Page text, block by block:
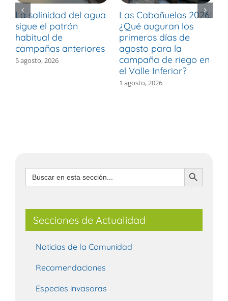
La salinidad del agua
sigue el patrón
habitual de
campañas anteriores
5 agosto, 2026
Las Cabañuelas 2026:
¿Qué auguran los
primeros días de
agosto para la
campaña de riego en
el Valle Inferior?
1 agosto, 2026
Buscar: Botón de búsqueda
Secciones de Actualidad
Noticias de la Comunidad
Recomendaciones
Especies invasoras